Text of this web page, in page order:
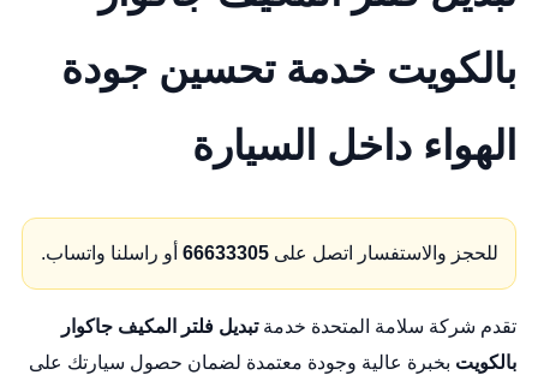
بالكويت خدمة تحسين جودة
الهواء داخل السيارة
للحجز والاستفسار اتصل على 66633305أو راسلنا واتساب.
تقدم شركة سلامة المتحدة خدمةتبديل فلتر المكيف جاكوار
بالكويت بخبرة عالية وجودة معتمدة لضمان حصول سيارتك على